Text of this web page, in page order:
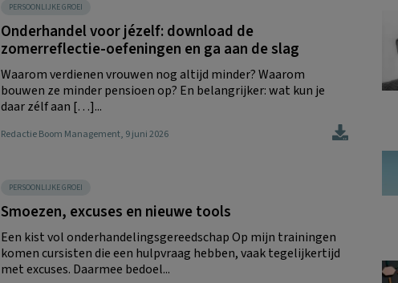
PERSOONLIJKE GROEI
Onderhandel voor jézelf: download de
zomerreflectie-oefeningen en ga aan de slag
Waarom verdienen vrouwen nog altijd minder? Waarom
bouwen ze minder pensioen op? En belangrijker: wat kun je
daar zélf aan […]...
Redactie Boom Management, 9 juni 2026
PERSOONLIJKE GROEI
Smoezen, excuses en nieuwe tools
Een kist vol onderhandelingsgereedschap Op mijn trainingen
komen cursisten die een hulpvraag hebben, vaak tegelijkertijd
met excuses. Daarmee bedoel...